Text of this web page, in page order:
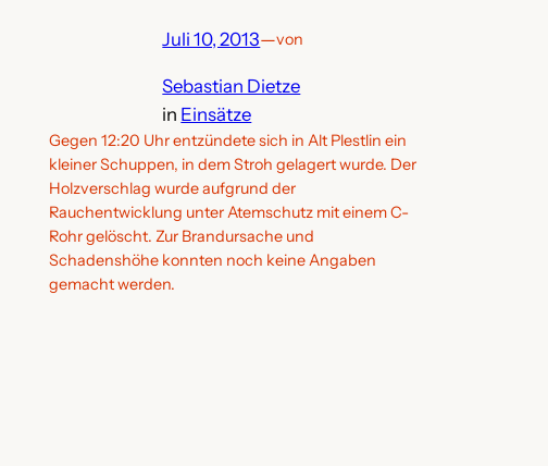
Juli 10, 2013—von
Sebastian Dietze
in Einsätze
Gegen 12:20 Uhr entzündete sich in Alt Plestlin ein
kleiner Schuppen, in dem Stroh gelagert wurde. Der
Holzverschlag wurde aufgrund der
Rauchentwicklung unter Atemschutz mit einem C-
Rohr gelöscht. Zur Brandursache und
Schadenshöhe konnten noch keine Angaben
gemacht werden.